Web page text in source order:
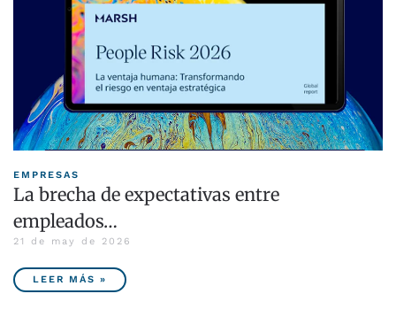
EMPRESAS
La brecha de expectativas entre
empleados…
21 de may de 2026
LEER MÁS »